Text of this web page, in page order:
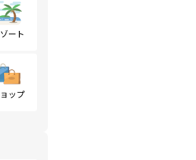
ート
ップ